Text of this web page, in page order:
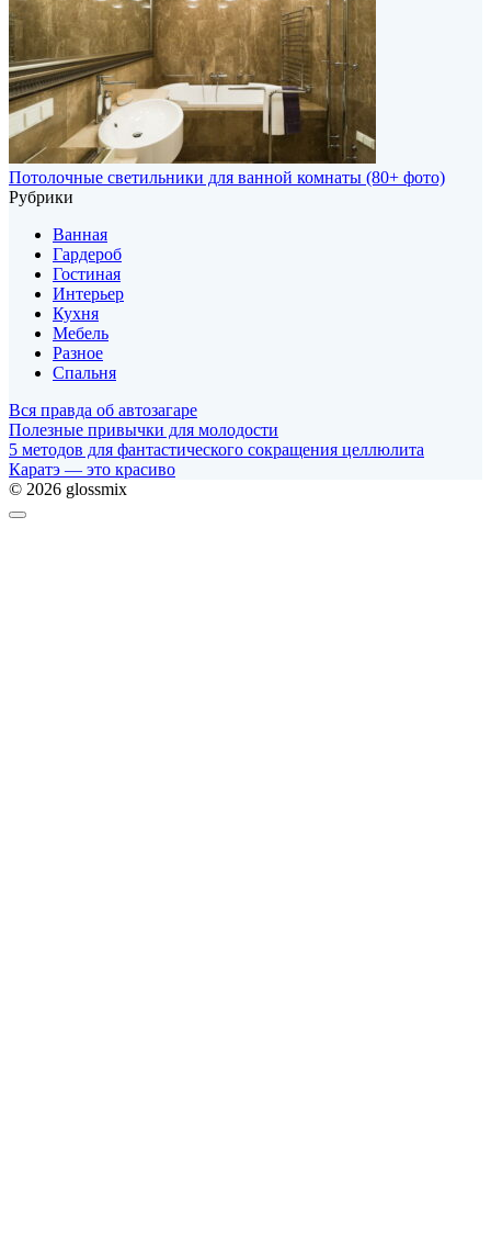
Потолочные светильники для ванной комнаты (80+ фото)
Рубрики
Ванная
Гардероб
Гостиная
Интерьер
Кухня
Мебель
Разное
Спальня
Вся правда об автозагаре
Полезные привычки для молодости
5 методов для фантастического сокращения целлюлита
Каратэ — это красиво
© 2026 glossmix